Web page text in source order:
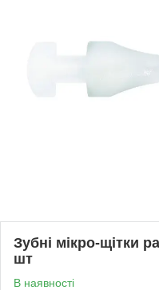
Зубні мікро-щітки
шт
В наявності